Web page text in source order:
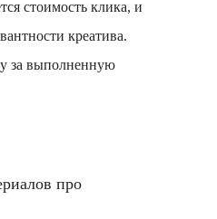
стоимость клика, и
креатива.
за выполненную
про